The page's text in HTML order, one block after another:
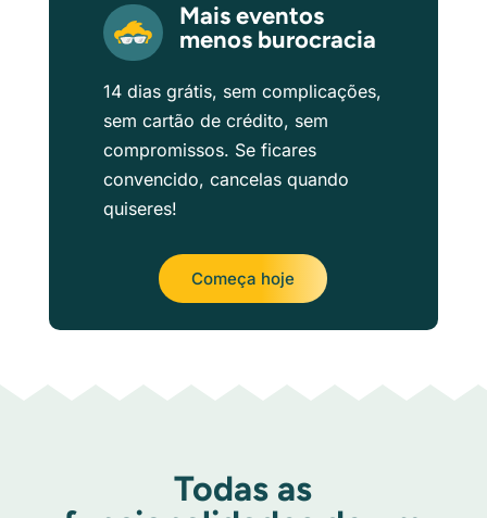
Mais eventos
menos burocracia
14 dias grátis, sem complicações,
sem cartão de crédito, sem
compromissos. Se ficares
convencido, cancelas quando
quiseres!
Começa hoje
Todas as